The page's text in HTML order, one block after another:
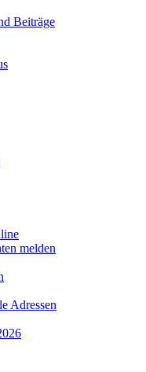
Beiträge
melden
Adressen